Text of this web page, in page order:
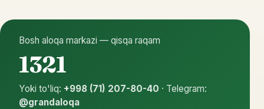
Bosh aloqa markazi — qisqa raqam
1321
Yoki to'liq: +998 (71) 207-80-40 · Telegram:
@grandaloqa